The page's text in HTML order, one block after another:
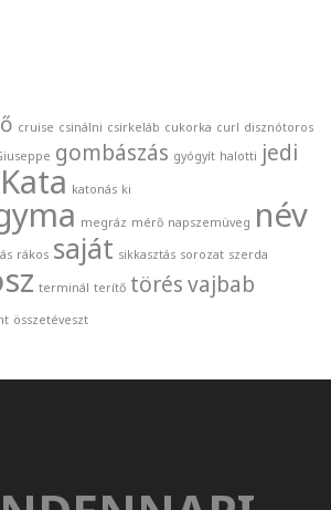
cruise csinálni csirkeláb cukorka curl disznótoros
gombászás gyógyít halotti jedi
Kata katonás ki
megráz mérő napszemüveg név
rákos saját sikkasztás sorozat szerda
terminál terítő törésvajbab
összetéveszt